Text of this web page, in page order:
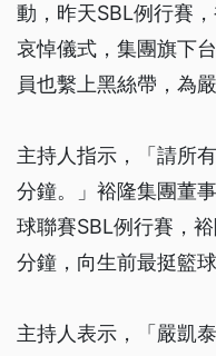
動，昨天SBL例行賽
哀悼儀式，集團旗下
員也繫上黑絲帶，為
主持人指示，「請所
分鐘。」裕隆集團董
球聯賽SBL例行賽，
分鐘，向生前最挺籃
主持人表示，「嚴凱